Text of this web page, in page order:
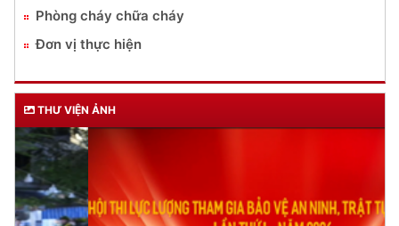
Phòng cháy chữa cháy
Đơn vị thực hiện
THƯ VIỆN ẢNH